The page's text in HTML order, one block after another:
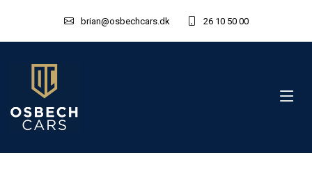
brian@osbechcars.dk 26 10 50 00